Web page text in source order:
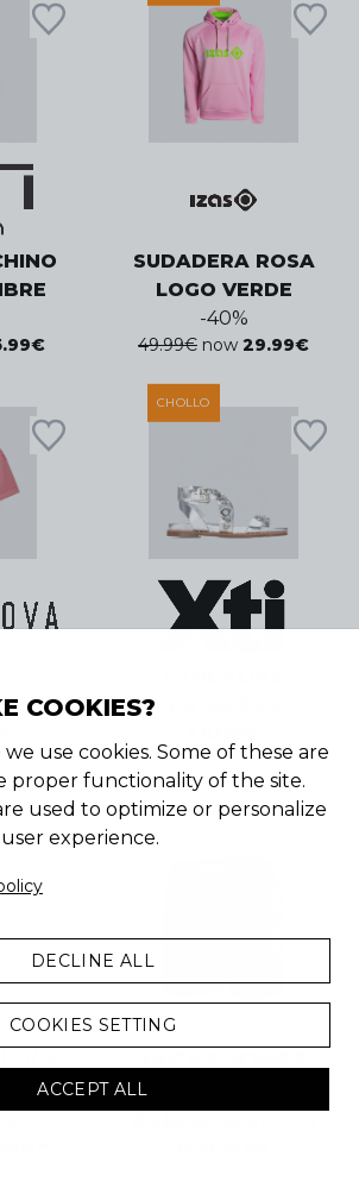
€
SUDADERA ROSA
LOGO VERDE
-40%
49.99€ now 29.99€
|
€
CHOLLO
PLATEADAS |
-50%
99.95€ now 49.95€
COOKIES?
use cookies. Some of these are
proper functionality of the site.
used to optimize or personalize
experience.
DECLINE ALL
COOKIES SETTING
ACCEPT ALL